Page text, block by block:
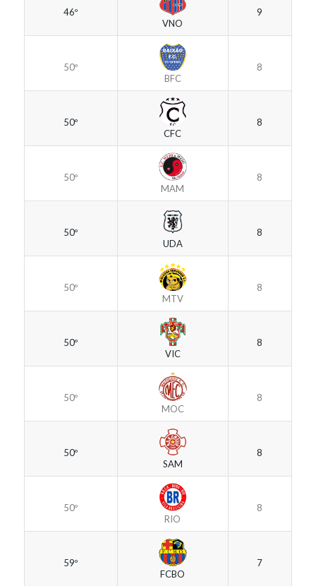
46º
VNO
9
50º
BFC
8
50º
CFC
8
50º
MAM
8
50º
UDA
8
50º
MTV
8
50º
VIC
8
50º
MOC
8
50º
SAM
8
50º
RIO
8
59º
FCBO
7